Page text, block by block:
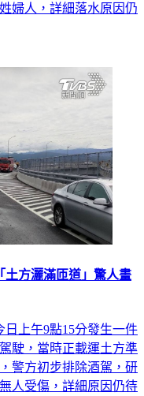
婦人，詳細落水原因仍
方灑滿匝道」驚人畫
日上午9點15分發生一件
駛，當時正載運土方準
警方初步排除酒駕，研
人受傷，詳細原因仍待